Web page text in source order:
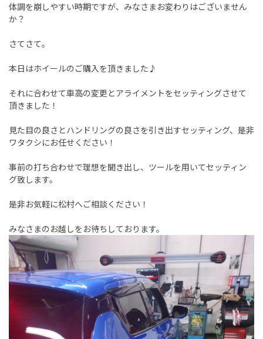
体調を崩しやすい時期ですが、みなさまお変わりはございません
か？
さてさて。
本日はホイールのご購入を頂きました♪
それに合わせて車高の変更とアライメントをセッティングさせて
頂きました！
見た目の良さとハンドリングの良さを引き出すセッティング、是非
ワタクシにお任せください！
事前の打ち合わせで理想を聞き出し、ツールを用いてセッティン
グ致します。
是非お気軽に松村へご相談ください！
みなさまのお越しをお待ちしております。